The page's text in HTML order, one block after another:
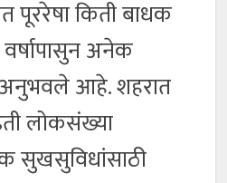
पूररेषा किती बाधक
अनेक
अनुभवले आहे. शहरात
लोकसंख्या
सुखसुविधांसाठी